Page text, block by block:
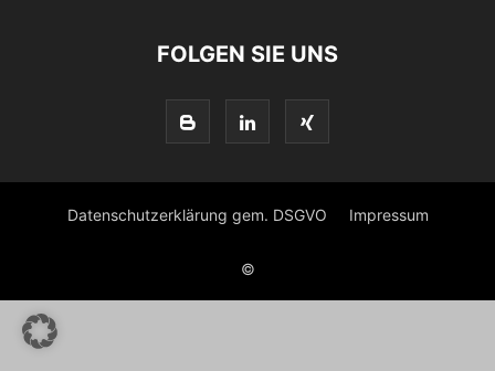
FOLGEN SIE UNS
Datenschutzerklärung gem. DSGVO Impressum
©